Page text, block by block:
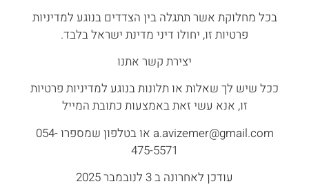
בכל מחלוקת אשר תתגלה בין הצדדים בנוגע למדיניות
פרטיות זו, יחולו דיני מדינת ישראל בלבד.
יצירת קשר אתנו
ככל שיש לך שאלות או תלונות בנוגע למדיניות פרטיות
זו, אנא עשי זאת באמצעות כתובת המייל
a.avizemer@gmail.com או בטלפון שמספרו 054-
475-5571
עודכן לאחרונה ב 3 לנובמבר 2025